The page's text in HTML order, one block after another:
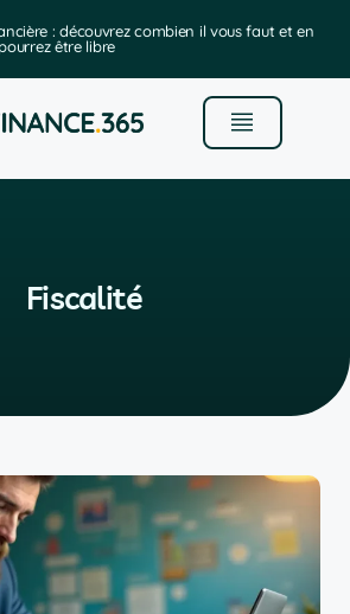
: découvrez combien il vous faut et en
être libre
Fiscalité